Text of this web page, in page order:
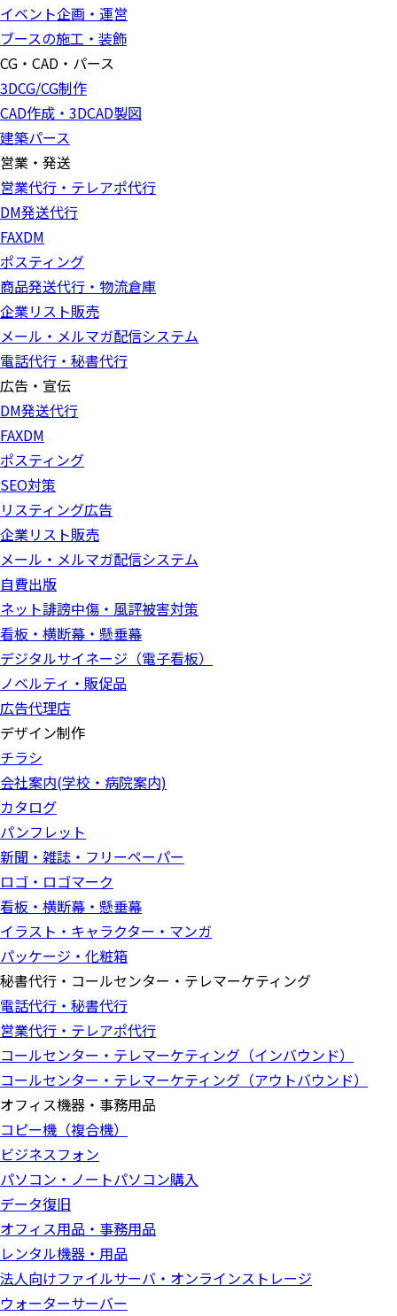
イベント企画・運営
ブースの施工・装飾
CG・CAD・パース
3DCG/CG制作
CAD作成・3DCAD製図
建築パース
営業・発送
営業代行・テレアポ代行
DM発送代行
FAXDM
ポスティング
商品発送代行・物流倉庫
企業リスト販売
メール・メルマガ配信システム
電話代行・秘書代行
広告・宣伝
DM発送代行
FAXDM
ポスティング
SEO対策
リスティング広告
企業リスト販売
メール・メルマガ配信システム
自費出版
ネット誹謗中傷・風評被害対策
看板・横断幕・懸垂幕
デジタルサイネージ（電子看板）
ノベルティ・販促品
広告代理店
デザイン制作
チラシ
会社案内(学校・病院案内)
カタログ
パンフレット
新聞・雑誌・フリーペーパー
ロゴ・ロゴマーク
看板・横断幕・懸垂幕
イラスト・キャラクター・マンガ
パッケージ・化粧箱
秘書代行・コールセンター・テレマーケティング
電話代行・秘書代行
営業代行・テレアポ代行
コールセンター・テレマーケティング（インバウンド）
コールセンター・テレマーケティング（アウトバウンド）
オフィス機器・事務用品
コピー機（複合機）
ビジネスフォン
パソコン・ノートパソコン購入
データ復旧
オフィス用品・事務用品
レンタル機器・用品
法人向けファイルサーバ・オンラインストレージ
ウォーターサーバー